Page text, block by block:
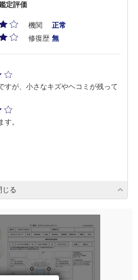
定評価
機関
正常
修復歴 無
すが、小さなキズやヘコミが残って
。
じる